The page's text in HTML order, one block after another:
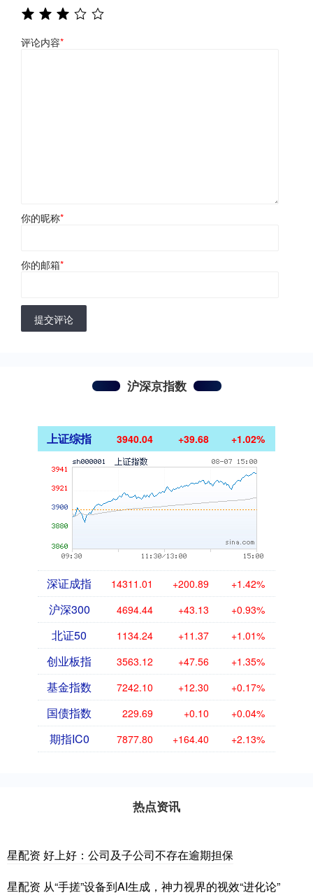
评论内容*
你的昵称*
你的邮箱*
提交评论
沪深京指数
上证综指 3940.04 +39.68 +1.02%
深证成指 14311.01 +200.89 +1.42%
沪深300 4694.44 +43.13 +0.93%
北证50 1134.24 +11.37 +1.01%
创业板指 3563.12 +47.56 +1.35%
基金指数 7242.10 +12.30 +0.17%
国债指数 229.69 +0.10 +0.04%
期指IC0 7877.80 +164.40 +2.13%
热点资讯
星配资 好上好：公司及子公司不存在逾期担保
星配资 从“手搓”设备到AI生成，神力视界的视效“进化论”